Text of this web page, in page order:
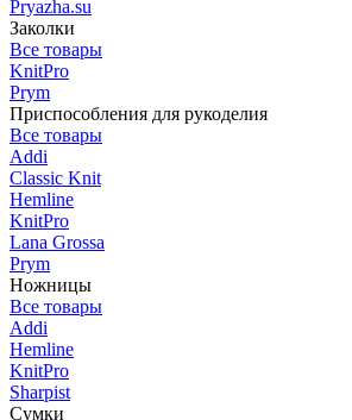
Pryazha.su
Заколки
Все товары
KnitPro
Prym
Приспособления для рукоделия
Все товары
Addi
Classic Knit
Hemline
KnitPro
Lana Grossa
Prym
Ножницы
Все товары
Addi
Hemline
KnitPro
Sharpist
Сумки